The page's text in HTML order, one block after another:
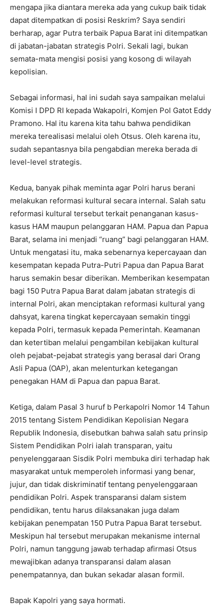
mengapa jika diantara mereka ada yang cukup baik tidak
dapat ditempatkan di posisi Reskrim? Saya sendiri
berharap, agar Putra terbaik Papua Barat ini ditempatkan
di jabatan-jabatan strategis Polri. Sekali lagi, bukan
semata-mata mengisi posisi yang kosong di wilayah
kepolisian.
Sebagai informasi, hal ini sudah saya sampaikan melalui
Komisi I DPD RI kepada Wakapolri, Komjen Pol Gatot Eddy
Pramono. Hal itu karena kita tahu bahwa pendidikan
mereka terealisasi melalui oleh Otsus. Oleh karena itu,
sudah sepantasnya bila pengabdian mereka berada di
level-level strategis.
Kedua, banyak pihak meminta agar Polri harus berani
melakukan reformasi kultural secara internal. Salah satu
reformasi kultural tersebut terkait penanganan kasus-
kasus HAM maupun pelanggaran HAM. Papua dan Papua
Barat, selama ini menjadi “ruang” bagi pelanggaran HAM.
Untuk mengatasi itu, maka sebenarnya kepercayaan dan
kesempatan kepada Putra-Putri Papua dan Papua Barat
harus semakin besar diberikan. Memberikan kesempatan
bagi 150 Putra Papua Barat dalam jabatan strategis di
internal Polri, akan menciptakan reformasi kultural yang
dahsyat, karena tingkat kepercayaan semakin tinggi
kepada Polri, termasuk kepada Pemerintah. Keamanan
dan ketertiban melalui pengambilan kebijakan kultural
oleh pejabat-pejabat strategis yang berasal dari Orang
Asli Papua (OAP), akan melenturkan ketegangan
penegakan HAM di Papua dan papua Barat.
Ketiga, dalam Pasal 3 huruf b Perkapolri Nomor 14 Tahun
2015 tentang Sistem Pendidikan Kepolisian Negara
Republik Indonesia, disebutkan bahwa salah satu prinsip
Sistem Pendidikan Polri ialah transparan, yaitu
penyelenggaraan Sisdik Polri membuka diri terhadap hak
masyarakat untuk memperoleh informasi yang benar,
jujur, dan tidak diskriminatif tentang penyelenggaraan
pendidikan Polri. Aspek transparansi dalam sistem
pendidikan, tentu harus dilaksanakan juga dalam
kebijakan penempatan 150 Putra Papua Barat tersebut.
Meskipun hal tersebut merupakan mekanisme internal
Polri, namun tanggung jawab terhadap afirmasi Otsus
mewajibkan adanya transparansi dalam alasan
penempatannya, dan bukan sekadar alasan formil.
Bapak Kapolri yang saya hormati.